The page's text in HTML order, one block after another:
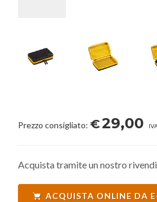
Prezzo consigliato: €29,00
Acquista tramite un nostro
ACQUISTA ONLINE DA